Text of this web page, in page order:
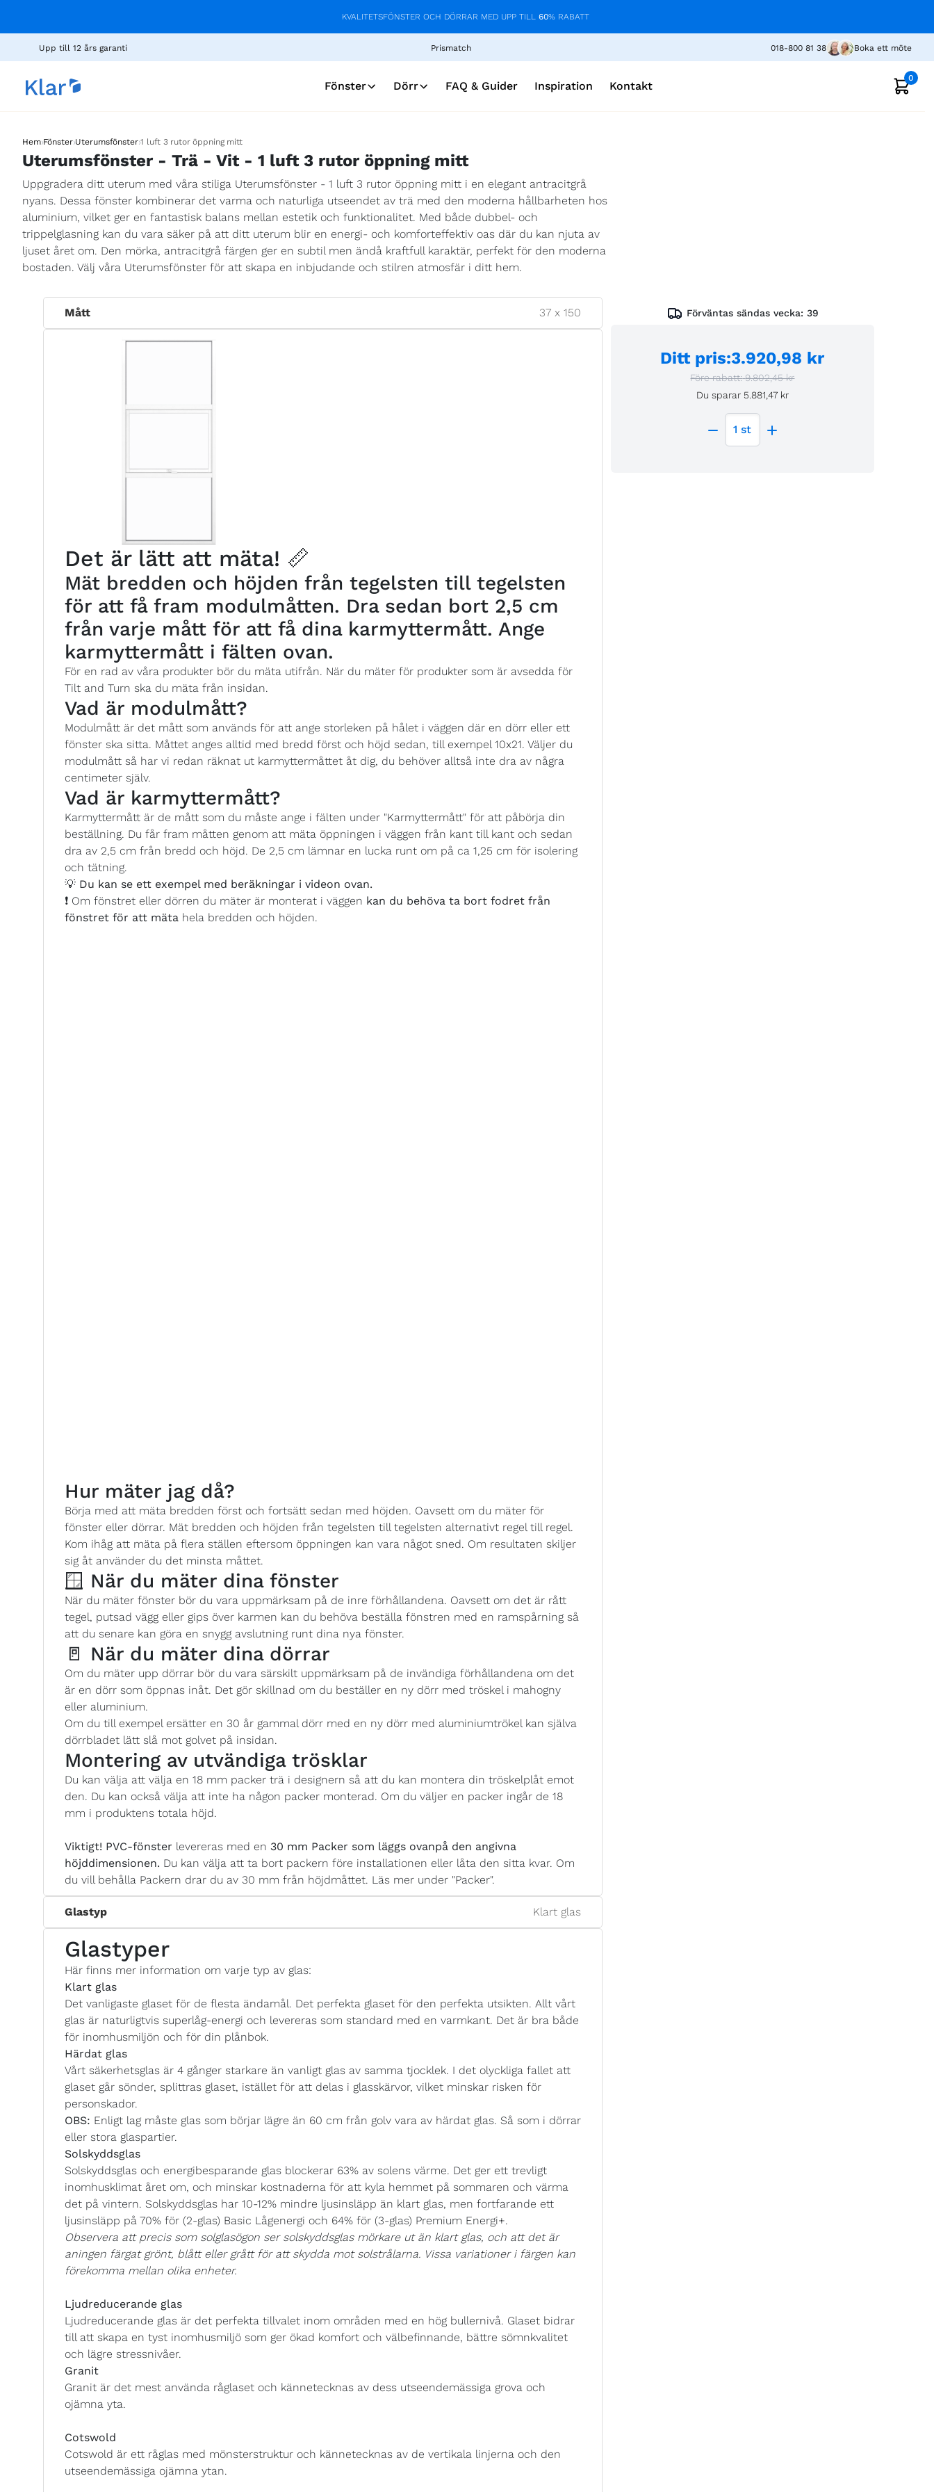
KVALITETSFÖNSTER OCH DÖRRAR MED UPP TILL 60% RABATT
Upp till 12 års garanti Prismatch 018-800 81 38 Boka ett möte
Fönster Dörr FAQ & Guider Inspiration Kontakt
0
Hem›Fönster›Uterumsfönster›1 luft 3 rutor öppning mitt
Uterumsfönster - Trä - Vit - 1 luft 3 rutor öppning mitt
Uppgradera ditt uterum med våra stiliga Uterumsfönster - 1 luft 3 rutor öppning mitt i en elegant antracitgrå
nyans. Dessa fönster kombinerar det varma och naturliga utseendet av trä med den moderna hållbarheten hos
aluminium, vilket ger en fantastisk balans mellan estetik och funktionalitet. Med både dubbel- och
trippelglasning kan du vara säker på att ditt uterum blir en energi- och komforteffektiv oas där du kan njuta av
ljuset året om. Den mörka, antracitgrå färgen ger en subtil men ändå kraftfull karaktär, perfekt för den moderna
bostaden. Välj våra Uterumsfönster för att skapa en inbjudande och stilren atmosfär i ditt hem.
Mått 37 x150
Det är lätt att mäta! 📏
Mät bredden och höjden från tegelsten till tegelsten
för att få fram modulmåtten. Dra sedan bort 2,5 cm
från varje mått för att få dina karmyttermått. Ange
karmyttermått i fälten ovan.
För en rad av våra produkter bör du mäta utifrån. När du mäter för produkter som är avsedda för
Tilt and Turn ska du mäta från insidan.
Vad är modulmått?
Modulmått är det mått som används för att ange storleken på hålet i väggen där en dörr eller ett
fönster ska sitta. Måttet anges alltid med bredd först och höjd sedan, till exempel 10x21. Väljer du
modulmått så har vi redan räknat ut karmyttermåttet åt dig, du behöver alltså inte dra av några
centimeter själv.
Vad är karmyttermått?
Karmyttermått är de mått som du måste ange i fälten under "Karmyttermått" för att påbörja din
beställning. Du får fram måtten genom att mäta öppningen i väggen från kant till kant och sedan
dra av 2,5 cm från bredd och höjd. De 2,5 cm lämnar en lucka runt om på ca 1,25 cm för isolering
och tätning.
💡 Du kan se ett exempel med beräkningar i videon ovan.
❗ Om fönstret eller dörren du mäter är monterat i väggen kan du behöva ta bort fodret från
fönstret för att mäta hela bredden och höjden.
Hur mäter jag då?
Börja med att mäta bredden först och fortsätt sedan med höjden. Oavsett om du mäter för
fönster eller dörrar. Mät bredden och höjden från tegelsten till tegelsten alternativt regel till regel.
Kom ihåg att mäta på flera ställen eftersom öppningen kan vara något sned. Om resultaten skiljer
sig åt använder du det minsta måttet.
🪟 När du mäter dina fönster
När du mäter fönster bör du vara uppmärksam på de inre förhållandena. Oavsett om det är rått
tegel, putsad vägg eller gips över karmen kan du behöva beställa fönstren med en ramspårning så
att du senare kan göra en snygg avslutning runt dina nya fönster.
🚪 När du mäter dina dörrar
Om du mäter upp dörrar bör du vara särskilt uppmärksam på de invändiga förhållandena om det
är en dörr som öppnas inåt. Det gör skillnad om du beställer en ny dörr med tröskel i mahogny
eller aluminium.
Om du till exempel ersätter en 30 år gammal dörr med en ny dörr med aluminiumtrökel kan själva
dörrbladet lätt slå mot golvet på insidan.
Montering av utvändiga trösklar
Du kan välja att välja en 18 mm packer trä i designern så att du kan montera din tröskelplåt emot
den. Du kan också välja att inte ha någon packer monterad. Om du väljer en packer ingår de 18
mm i produktens totala höjd.
Viktigt! PVC-fönster levereras med en 30 mm Packer som läggs ovanpå den angivna
höjddimensionen. Du kan välja att ta bort packern före installationen eller låta den sitta kvar. Om
du vill behålla Packern drar du av 30 mm från höjdmåttet. Läs mer under "Packer".
Glastyp Klart glas
Glastyper
Här finns mer information om varje typ av glas:
Klart glas
Det vanligaste glaset för de flesta ändamål. Det perfekta glaset för den perfekta utsikten. Allt vårt
glas är naturligtvis superlåg-energi och levereras som standard med en varmkant. Det är bra både
för inomhusmiljön och för din plånbok.
Härdat glas
Vårt säkerhetsglas är 4 gånger starkare än vanligt glas av samma tjocklek. I det olyckliga fallet att
glaset går sönder, splittras glaset, istället för att delas i glasskärvor, vilket minskar risken för
personskador.
OBS: Enligt lag måste glas som börjar lägre än 60 cm från golv vara av härdat glas. Så som i dörrar
eller stora glaspartier.
Solskyddsglas
Solskyddsglas och energibesparande glas blockerar 63% av solens värme. Det ger ett trevligt
inomhusklimat året om, och minskar kostnaderna för att kyla hemmet på sommaren och värma
det på vintern. Solskyddsglas har 10-12% mindre ljusinsläpp än klart glas, men fortfarande ett
ljusinsläpp på 70% för (2-glas) Basic Lågenergi och 64% för (3-glas) Premium Energi+.
Observera att precis som solglasögon ser solskyddsglas mörkare ut än klart glas, och att det är
aningen färgat grönt, blått eller grått för att skydda mot solstrålarna. Vissa variationer i färgen kan
förekomma mellan olika enheter.
Ljudreducerande glas
Ljudreducerande glas är det perfekta tillvalet inom områden med en hög bullernivå. Glaset bidrar
till att skapa en tyst inomhusmiljö som ger ökad komfort och välbefinnande, bättre sömnkvalitet
och lägre stressnivåer.
Granit
Granit är det mest använda råglaset och kännetecknas av dess utseendemässiga grova och
ojämna yta.
Cotswold
Cotswold är ett råglas med mönsterstruktur och kännetecknas av de vertikala linjerna och den
utseendemässiga ojämna ytan.
Förväntas sändas vecka: 39
Ditt pris:3.920,98 kr
Före rabatt: 9.802,45 kr
Du sparar 5.881,47 kr
1st